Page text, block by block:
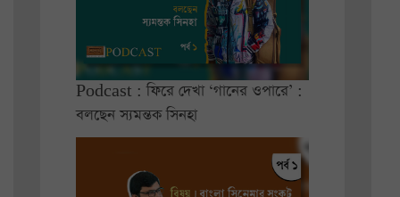
Podcast : ফিরে দেখা ‘গানের ওপারে’ :
বলছেন স্যমন্তক সিনহা